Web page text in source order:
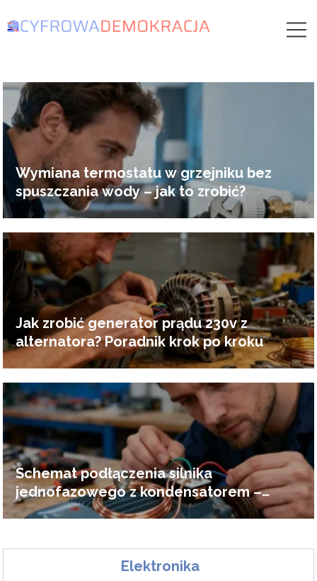
Wymiana termostatu w grzejniku bez
spuszczania wody – jak to zrobić?
Jak zrobić generator prądu 230v z
alternatora? Poradnik krok po kroku
Schemat podłączenia silnika
jednofazowego z kondensatorem –
poradnik
Elektronika